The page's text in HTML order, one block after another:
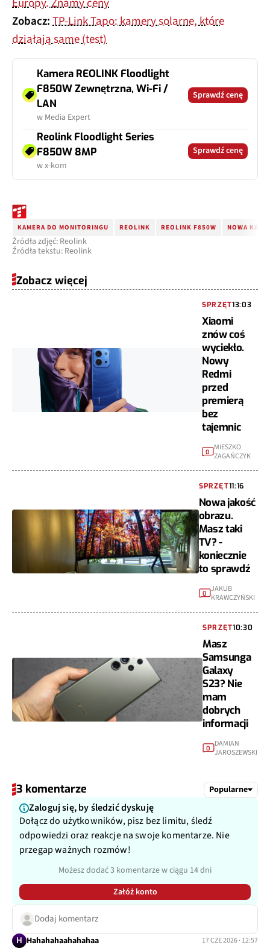
Europy. Znamy ceny
Zobacz:TP-Link Tapo: kamery solarne, które
działają same (test)
Kamera REOLINK Floodlight
F850W Zewnętrzna, Wi-Fi /
LAN
w Media Expert
Sprawdź cenę
Reolink Floodlight Series
F850W 8MP
w x-kom
Sprawdź cenę
KAMERA DO MONITORINGU REOLINK REOLINK F850W NOWA
Źródła zdjęć: Reolink
Źródła tekstu: Reolink
Zobacz więcej
SPRZĘT13:03
Xiaomi
znów coś
wyciekło.
Nowy
Redmi
przed
premierą
bez
tajemnic
0
MIESZKO
ZAGAŃCZYK
SPRZĘT11:16
Nowa jakość
obrazu.
Masz taki
TV? -
koniecznie
to sprawdź
0 JAKUB
KRAWCZYŃSKI
SPRZĘT10:30
Masz
Samsunga
Galaxy
S23? Nie
mam
dobrych
informacji
0
DAMIAN
JAROSZEWSKI
3 komentarze Popularne
Zaloguj się, by śledzić dyskuję
Dołącz do użytkowników, pisz bez limitu, śledź
odpowiedzi oraz reakcje na swoje komentarze. Nie
przegap ważnych rozmów!
Możesz dodać 3 komentarze w ciągu 14 dni
Załóż konto
Dodaj komentarz
H Hahahahaahahahaa 17 CZE 2026 · 12:57